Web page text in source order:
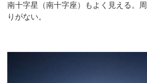
南十字星（南十字座）もよく見える。
りがない。